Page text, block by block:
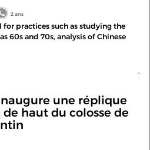
2 ans
practices such as studying the
60s and 70s, analysis of Chinese
une réplique
de haut du colosse de